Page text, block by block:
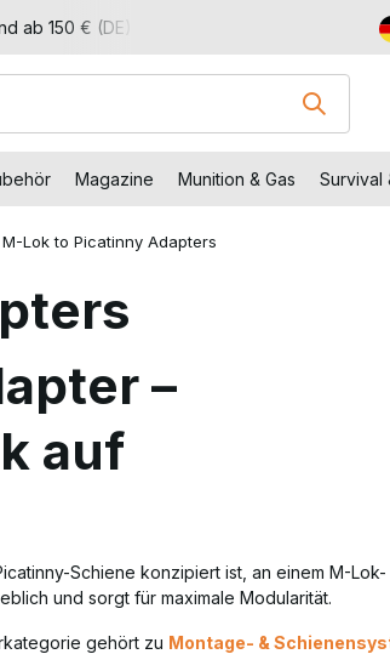
ab 150 € (DE) Besuchen Sie unseren
Magazine Munition & Gas Survival
M-Lok to Picatinny Adapters
–
auf
Schiene konzipiert ist, an einem M-Lok-
und sorgt für maximale Modularität.
gehört zu Montage- &